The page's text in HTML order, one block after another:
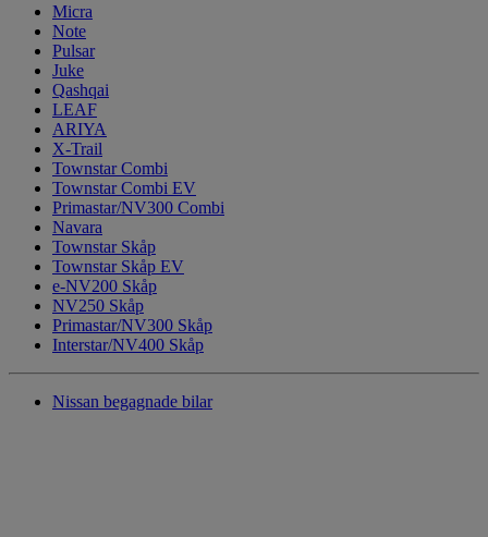
Micra
Note
Pulsar
Juke
Qashqai
LEAF
ARIYA
X-Trail
Townstar Combi
Townstar Combi EV
Primastar/NV300 Combi
Navara
Townstar Skåp
Townstar Skåp EV
e-NV200 Skåp
NV250 Skåp
Primastar/NV300 Skåp
Interstar/NV400 Skåp
Nissan begagnade bilar